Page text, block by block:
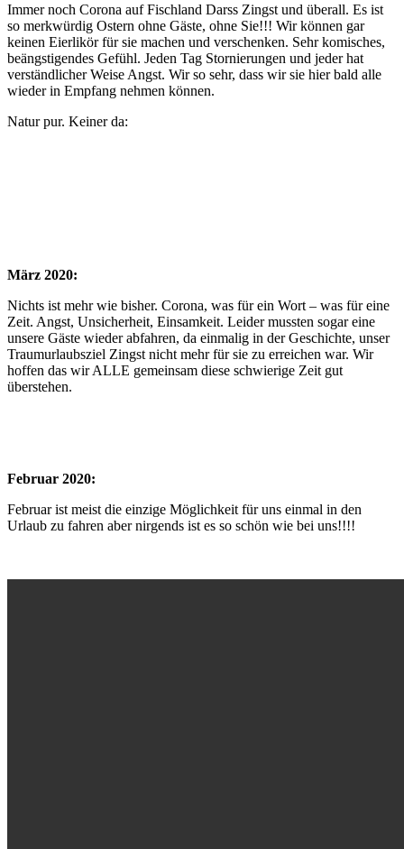
Immer noch Corona auf Fischland Darss Zingst und überall. Es ist
so merkwürdig Ostern ohne Gäste, ohne Sie!!! Wir können gar
keinen Eierlikör für sie machen und verschenken. Sehr komisches,
beängstigendes Gefühl. Jeden Tag Stornierungen und jeder hat
verständlicher Weise Angst. Wir so sehr, dass wir sie hier bald alle
wieder in Empfang nehmen können.
Natur pur. Keiner da:
März 2020:
Nichts ist mehr wie bisher. Corona, was für ein Wort – was für eine
Zeit. Angst, Unsicherheit, Einsamkeit. Leider mussten sogar eine
unsere Gäste wieder abfahren, da einmalig in der Geschichte, unser
Traumurlaubsziel Zingst nicht mehr für sie zu erreichen war. Wir
hoffen das wir ALLE gemeinsam diese schwierige Zeit gut
überstehen.
Februar 2020:
Februar ist meist die einzige Möglichkeit für uns einmal in den
Urlaub zu fahren aber nirgends ist es so schön wie bei uns!!!!